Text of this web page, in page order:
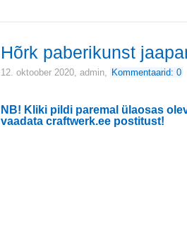
Hõrk paberikunst
12. oktoober 2020, admin, Kommentaarid: 0
NB! Kliki pildi paremal ülaosas
vaadata craftwerk.ee postitust!